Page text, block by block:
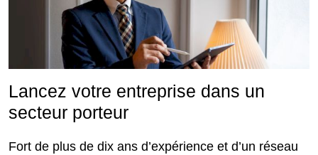
Lancez votre entreprise dans un
secteur porteur
Fort de plus de dix ans d’expérience et d’un réseau